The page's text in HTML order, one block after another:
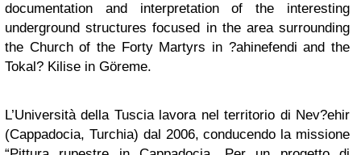
documentation and interpretation of the interesting
underground structures focused in the area surrounding
the Church of the Forty Martyrs in ?ahinefendi and the
Tokal? Kilise in Göreme.
L’Università della Tuscia lavora nel territorio di Nev?ehir
(Cappadocia, Turchia) dal 2006, conducendo la missione